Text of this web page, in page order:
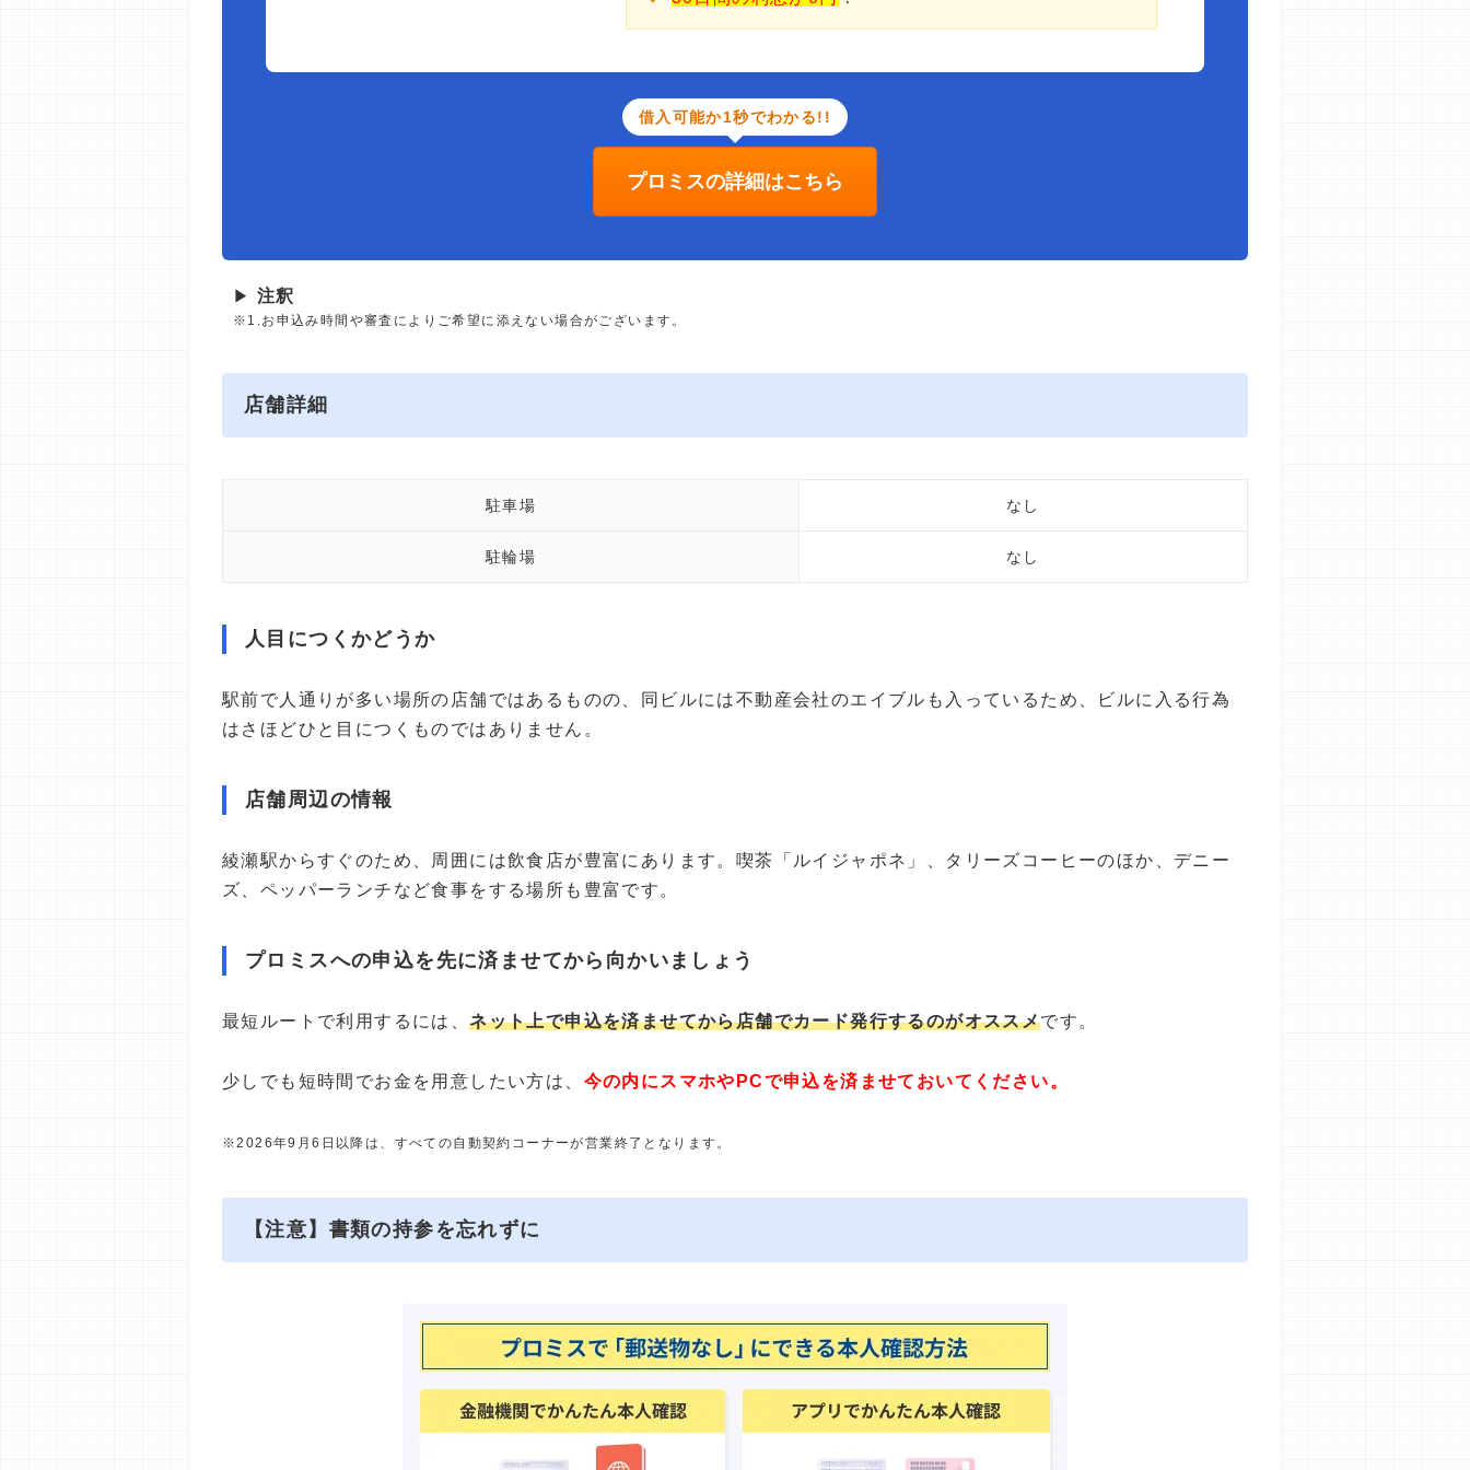
借入可能か1秒でわかる!!
プロミスの詳細はこちら
▶ 注釈
※1.お申込み時間や審査によりご希望に添えない場合がございます。
店舗詳細
駐車場 なし
駐輪場 なし
人目につくかどうか
駅前で人通りが多い場所の店舗ではあるものの、同ビルには不動産会社のエイブルも入っているため、ビルに入る行為
はさほどひと目につくものではありません。
店舗周辺の情報
綾瀬駅からすぐのため、周囲には飲食店が豊富にあります。喫茶「ルイジャポネ」、タリーズコーヒーのほか、デニー
ズ、ペッパーランチなど食事をする場所も豊富です。
プロミスへの申込を先に済ませてから向かいましょう
最短ルートで利用するには、ネット上で申込を済ませてから店舗でカード発行するのがオススメです。
少しでも短時間でお金を用意したい方は、 今の内にスマホやPCで申込を済ませておいてください。
※2026年9月6日以降は、すべての自動契約コーナーが営業終了となります。
【注意】書類の持参を忘れずに